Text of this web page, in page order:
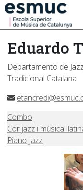
Estudios
Investigación
Servicios
Actividades
Eduardo
Departamento de
Tradicional Catalana
Combo
Cor jazz i música
Piano Jazz